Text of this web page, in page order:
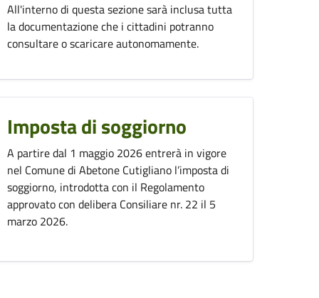
All'interno di questa sezione sarà inclusa tutta
la documentazione che i cittadini potranno
consultare o scaricare autonomamente.
Imposta di soggiorno
A partire dal 1 maggio 2026 entrerà in vigore
nel Comune di Abetone Cutigliano l’imposta di
soggiorno, introdotta con il Regolamento
approvato con delibera Consiliare nr. 22 il 5
marzo 2026.